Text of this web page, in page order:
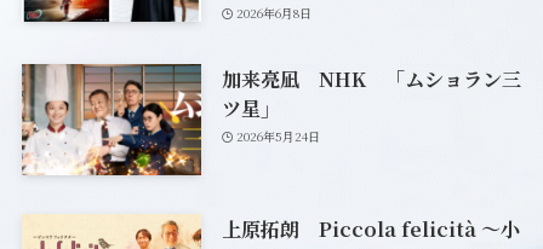
2026年6月8日
加来亮凪 NHK 「ムショラン三
ツ星」
2026年5月24日
上原拓朗 Piccola felicità ～小